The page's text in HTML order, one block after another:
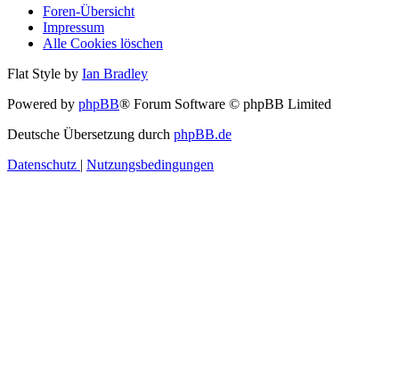
Foren-Übersicht
Impressum
Alle Cookies löschen
Flat Style by Ian Bradley
Powered by phpBB® Forum Software © phpBB Limited
Deutsche Übersetzung durch phpBB.de
Datenschutz | Nutzungsbedingungen